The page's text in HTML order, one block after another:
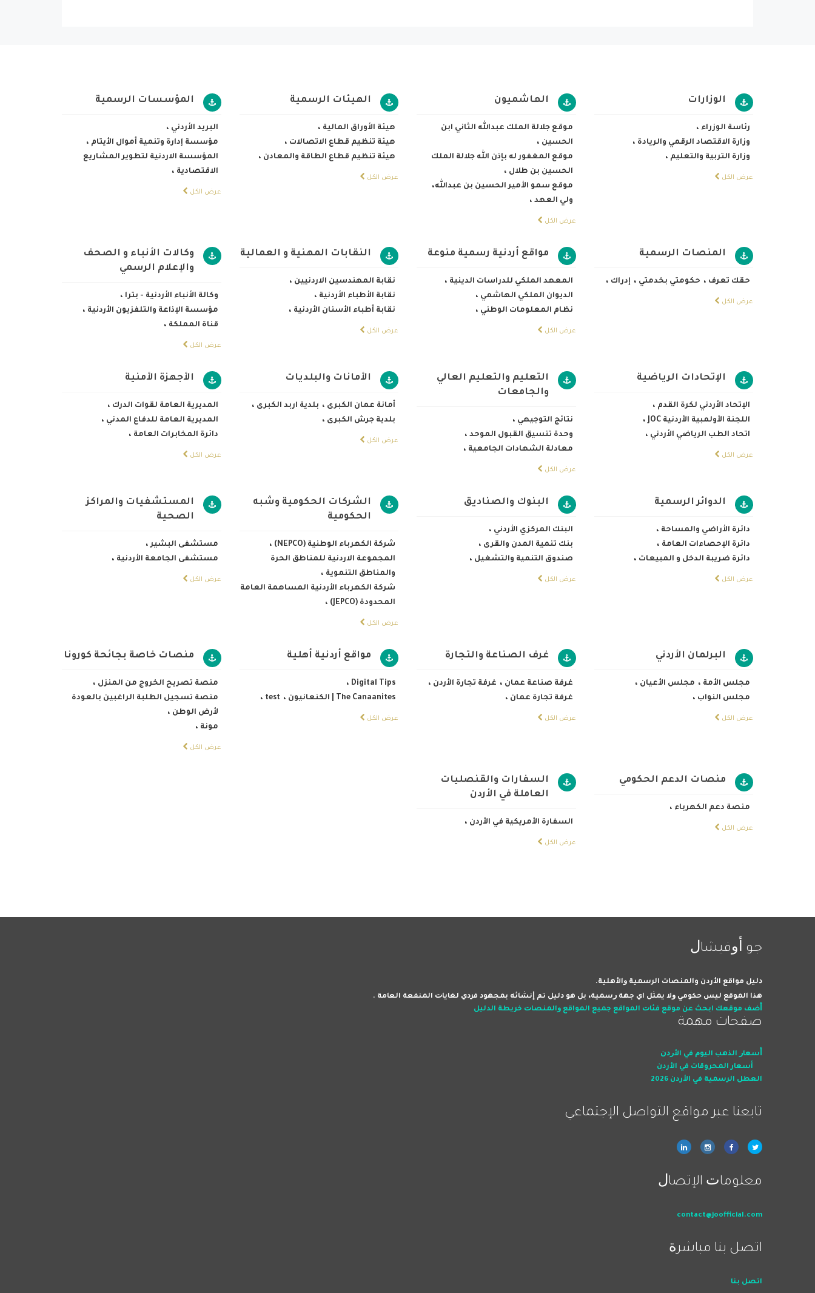
الوزارات
رئاسة الوزراء ،
وزارة الاقتصاد الرقمي والريادة ،
وزارة التربية والتعليم ،
عرض الكل
الهاشميون
موقع جلالة الملك عبدالله الثاني ابن
الحسين ،
موقع المغفور له بإذن الله جلالة الملك
الحسين بن طلال ،
موقع سمو الأمير الحسين بن عبدالله،
ولي العهد ،
عرض الكل
الهيئات الرسمية
هيئة الأوراق المالية ،
هيئة تنظيم قطاع الاتصالات ،
هيئة تنظيم قطاع الطاقة والمعادن ،
عرض الكل
المؤسسات الرسمية
البريد الأردني ،
مؤسسة إدارة وتنمية أموال الأيتام ،
المؤسسة الاردنية لتطوير المشاريع
الاقتصادية ،
عرض الكل
المنصات الرسمية
حقك تعرف ، حكومتي بخدمتي ، إدراك ،
عرض الكل
مواقع أردنية رسمية منوعة
المعهد الملكي للدراسات الدينية ،
الديوان الملكي الهاشمي ،
نظام المعلومات الوطني ،
عرض الكل
النقابات المهنية و العمالية
نقابة المهندسين الاردنيين ،
نقابة الأطباء الأردنية ،
نقابة أطباء الأسنان الأردنية ،
عرض الكل
وكالات الأنباء و الصحف
والإعلام الرسمي
وكالة الأنباء الأردنية - بترا ،
مؤسسة الإذاعة والتلفزيون الأردنية ،
قناة المملكة ،
عرض الكل
الإتحادات الرياضية
الإتحاد الأردني لكرة القدم ،
اللجنة الأولمبية الأردنية JOC
،
اتحاد الطب الرياضي الأردني ،
عرض الكل
التعليم والتعليم العالي
والجامعات
نتائج التوجيهي ،
وحدة تنسيق القبول الموحد ،
معادلة الشهادات الجامعية ،
عرض الكل
الأمانات والبلديات
أمانة عمان الكبرى ، بلدية اربد الكبرى ،
بلدية جرش الكبرى ،
عرض الكل
الأجهزة الأمنية
المديرية العامة لقوات الدرك ،
المديرية العامة للدفاع المدني ،
دائرة المخابرات العامة ،
عرض الكل
الدوائر الرسمية
دائرة الأراضي والمساحة ،
دائرة الإحصاءات العامة ،
دائرة ضريبة الدخل و المبيعات ،
عرض الكل
البنوك والصناديق
البنك المركزي الأردني ،
بنك تنمية المدن والقرى ،
صندوق التنمية والتشغيل ،
عرض الكل
الشركات الحكومية وشبه
الحكومية
شركة الكهرباء الوطنية (NEPCO)
،
المجموعة الاردنية للمناطق الحرة
والمناطق التنموية ،
شركة الكهرباء الأردنية المساهمة العامة
المحدودة (JEPCO)
،
عرض الكل
المستشفيات والمراكز
الصحية
مستشفى البشير ،
مستشفى الجامعة الأردنية ،
عرض الكل
البرلمان الأردني
مجلس الأمة ، مجلس الأعيان ،
مجلس النواب ،
عرض الكل
غرف الصناعة والتجارة
غرفة صناعة عمان ، غرفة تجارة الأردن ،
غرفة تجارة عمان ،
عرض الكل
مواقع أردنية أهلية
Digital Tips ،
The Canaanites | الكنعانيون
، test ،
عرض الكل
منصات خاصة بجائحة كورونا
منصة تصريح الخروج من المنزل ،
منصة تسجيل الطلبة الراغبين بالعودة
لأرض الوطن ،
مونة ،
عرض الكل
منصات الدعم الحكومي
منصة دعم الكهرباء ،
عرض الكل
السفارات والقنصليات
العاملة في الأردن
السفارة الأمريكية في الأردن ،
عرض الكل
ﺟﻮ ﺃﻭﻓﻴﺸﺎﻝ
ﺩﻟﻴﻞ مواقع الأردن والمنصات اﻟﺮﺳﻤﻴﺔ ﻭاﻷﻫﻠﻴﺔ.
ﻫﺬا اﻟﻤﻮﻗﻊ ﻟﻴﺲ ﺣﻜﻮﻣﻲ ﻭﻻ ﻳﻤﺜﻞ اﻱ ﺟﻬﺔ ﺭﺳﻤﻴﺔ، ﺑﻞ ﻫﻮ ﺩﻟﻴﻞ ﺗﻢ ﺇﻧﺸﺎﺋﻪ ﺑﻤﺠﻬﻮﺩ ﻓﺮﺩﻱ ﻟﻐﺎﻳﺎﺕ اﻟﻤﻨﻔﻌﺔ اﻟﻌﺎﻣﺔ .
ﺃﺿﻒ ﻣﻮﻗﻌﻚ اﺑﺤﺚ ﻋﻦ ﻣﻮﻗﻊ ﻓﺌﺎﺕ اﻟﻤﻮاﻗﻊ ﺟﻤﻴﻊ اﻟﻤﻮاﻗﻊ ﻭاﻟﻤﻨﺼﺎﺕ ﺧﺮﻳﻄﺔ اﻟﺪﻟﻴﻞ
صفحات ﻣﻬﻤﺔ
ﺃﺳﻌﺎﺭ اﻟﺬﻫﺐ اﻟﻴﻮﻡ ﻓﻲ اﻷﺭﺩﻥ
أسعار المحروقات في الأردن
العطل الرسمية في الأردن 2026
ﺗﺎﺑﻌﻨﺎ ﻋﺒﺮ ﻣﻮاﻗﻊ اﻟﺘﻮاﺻﻞ اﻹﺟﺘﻤﺎﻋﻲ
ﻣﻌﻠﻮﻣﺎﺕ اﻹﺗﺼﺎﻝ
contact@joofficial.com
اﺗﺼﻞ ﺑﻨﺎ ﻣﺒﺎﺷﺮﺓ
اﺗﺼﻞ ﺑﻨﺎ